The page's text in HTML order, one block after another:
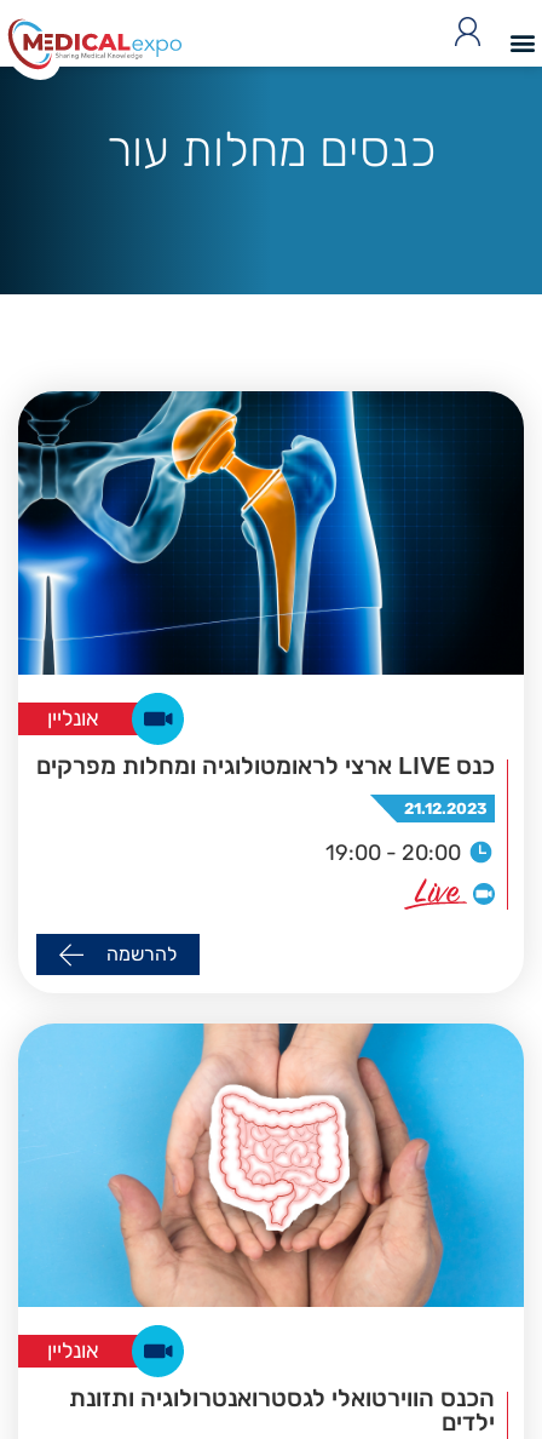
כנסים מחלות עור
אונליין
כנס LIVE ארצי לראומטולוגיה ומחלות מפרקים
21.12.2023
19:00 - 20:00
להרשמה
אונליין
הכנס הווירטואלי לגסטרואנטרולוגיה ותזונת
ילדים